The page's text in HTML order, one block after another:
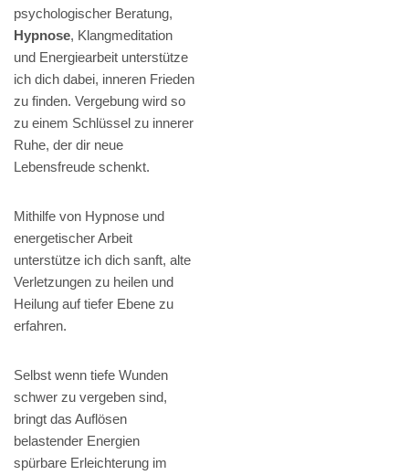
psychologischer Beratung,
Hypnose, Klangmeditation
und Energiearbeit unterstütze
ich dich dabei, inneren Frieden
zu finden. Vergebung wird so
zu einem Schlüssel zu innerer
Ruhe, der dir neue
Lebensfreude schenkt.
Mithilfe von Hypnose und
energetischer Arbeit
unterstütze ich dich sanft, alte
Verletzungen zu heilen und
Heilung auf tiefer Ebene zu
erfahren.
Selbst wenn tiefe Wunden
schwer zu vergeben sind,
bringt das Auflösen
belastender Energien
spürbare Erleichterung im